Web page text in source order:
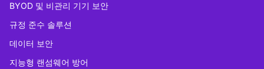
BYOD 및 비관리 기기 보안
규정 준수 솔루션
데이터 보안
지능형 랜섬웨어 방어